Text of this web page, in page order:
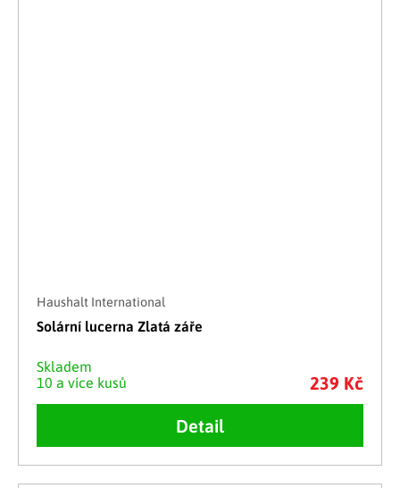
Haushalt International
Solární lucerna Zlatá záře
Skladem
10 a více kusů
239 Kč
Detail